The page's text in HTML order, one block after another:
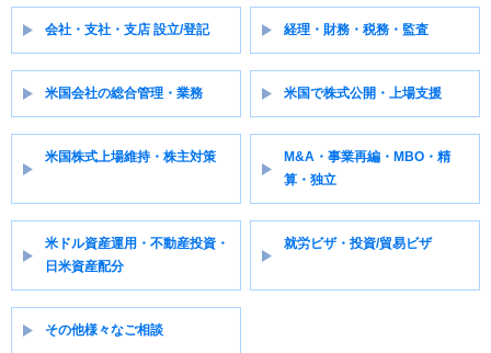
会社・支社・支店 設立/登記 経理・財務・税務・監査
米国会社の総合管理・業務 米国で株式公開・上場支援
米国株式上場維持・株主対策
M&A・事業再編・MBO・精
算・独立
米ドル資産運用・不動産投資・
日米資産配分
就労ビザ・投資/貿易ビザ
その他様々なご相談